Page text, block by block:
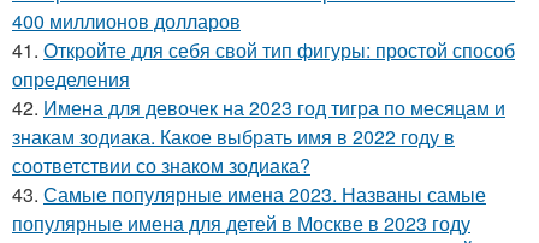
400 миллионов долларов
41. Откройте для себя свой тип фигуры: простой способ
определения
42. Имена для девочек на 2023 год тигра по месяцам и
знакам зодиака. Какое выбрать имя в 2022 году в
соответствии со знаком зодиака?
43. Самые популярные имена 2023. Названы самые
популярные имена для детей в Москве в 2023 году